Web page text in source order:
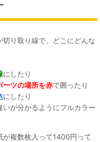
り取り線で、どこにどんな
にしたり
ーツの場所を赤で囲ったり
にしたり
いが分かるようにフルカラー
が複数枚入って1400円って